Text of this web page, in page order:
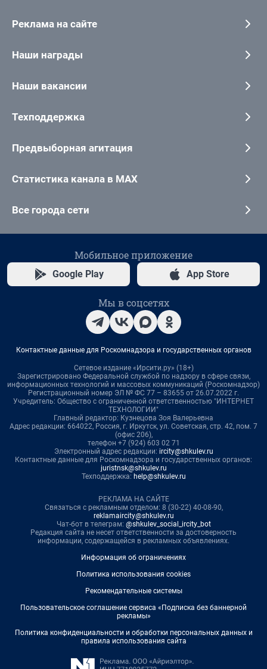
Реклама на сайте
Наши награды
Наши вакансии
Техподдержка
Предвыборная агитация
Статистика канала в MAX
Все города сети
Мобильное приложение
Google Play App Store
Мы в соцсетях
Контактные данные для Роскомнадзора и государственных органов
Сетевое издание «Ирсити.ру» (18+)
Зарегистрировано Федеральной службой по надзору в сфере связи,
информационных технологий и массовых коммуникаций (Роскомнадзор)
Регистрационный номер ЭЛ № ФС 77 – 83655 от 26.07.2022 г.
Учредитель: Общество с ограниченной ответственностью "ИНТЕРНЕТ
ТЕХНОЛОГИИ"
Главный редактор: Кузнецова Зоя Валерьевна
Адрес редакции: 664022, Россия, г. Иркутск, ул. Советская, стр. 42, пом. 7
(офис 206),
телефон +7 (924) 603 02 71
Электронный адрес редакции: ircity@shkulev.ru
Контактные данные для Роскомнадзора и государственных органов:
juristnsk@shkulev.ru
Техподдержка: help@shkulev.ru
РЕКЛАМА НА САЙТЕ
Связаться с рекламным отделом: 8 (30-22) 40-08-90,
reklamaircity@shkulev.ru
Чат-бот в телеграм: @shkulev_social_ircity_bot
Редакция сайта не несет ответственности за достоверность
информации, содержащейся в рекламных объявлениях.
Информация об ограничениях
Политика использования cookies
Рекомендательные системы
Пользовательское соглашение сервиса «Подписка без баннерной
рекламы»
Политика конфиденциальности и обработки персональных данных и
правила использования сайта